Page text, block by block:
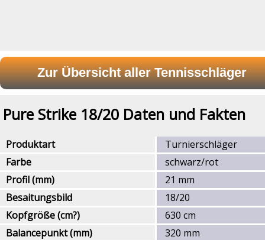
Pure Strike 18/20 Daten und Fakten
Produktart
Turnierschläger
Farbe
schwarz/rot
Profil (mm)
21 mm
Besaitungsbild
18/20
Kopfgröße (cm?)
630 cm
Balancepunkt (mm)
320 mm